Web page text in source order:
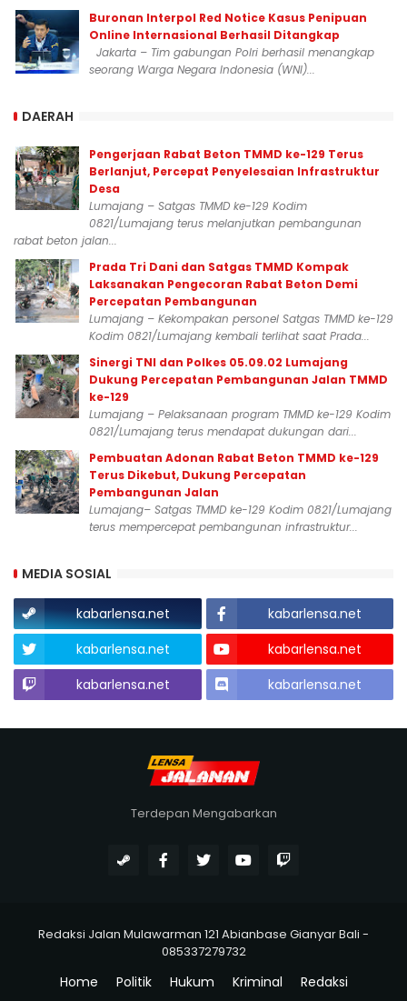
Buronan Interpol Red Notice Kasus Penipuan
Online Internasional Berhasil Ditangkap
Jakarta – Tim gabungan Polri berhasil menangkap
seorang Warga Negara Indonesia (WNI)...
DAERAH
Pengerjaan Rabat Beton TMMD ke-129 Terus
Berlanjut, Percepat Penyelesaian Infrastruktur
Desa
Lumajang – Satgas TMMD ke-129 Kodim
0821/Lumajang terus melanjutkan pembangunan
rabat beton jalan...
Prada Tri Dani dan Satgas TMMD Kompak
Laksanakan Pengecoran Rabat Beton Demi
Percepatan Pembangunan
Lumajang – Kekompakan personel Satgas TMMD ke-129
Kodim 0821/Lumajang kembali terlihat saat Prada...
Sinergi TNI dan Polkes 05.09.02 Lumajang
Dukung Percepatan Pembangunan Jalan TMMD
ke-129
Lumajang – Pelaksanaan program TMMD ke-129 Kodim
0821/Lumajang terus mendapat dukungan dari...
Pembuatan Adonan Rabat Beton TMMD ke-129
Terus Dikebut, Dukung Percepatan
Pembangunan Jalan
Lumajang– Satgas TMMD ke-129 Kodim 0821/Lumajang
terus mempercepat pembangunan infrastruktur...
MEDIA SOSIAL
kabarlensa.net
kabarlensa.net
kabarlensa.net
kabarlensa.net
kabarlensa.net
kabarlensa.net
Terdepan Mengabarkan
Redaksi Jalan Mulawarman 121 Abianbase Gianyar Bali -
085337279732
Home Politik Hukum Kriminal Redaksi